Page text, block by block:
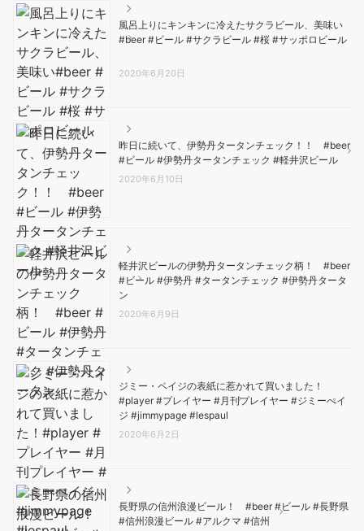
風呂上りにキンキンに冷えたサクラビール、美味い️
#beer #ビール #サクラビール #桜 #サッポロビール
2020年6月20日
昨日に続いて、伊勢丹タータンチェック！！ #beer
#ビール #伊勢丹タータンチェック #軽井沢ビール
2020年6月10日
軽井沢ビールの伊勢丹タータンチェック柄！ #beer
#ビール #伊勢丹 #タータンチェック #伊勢丹タータ
ン
2020年6月9日
ジミー・ペイジの表紙に惹かれて買いました！
#player #プレイヤー #月刊プレイヤー #ジミーぺイ
ジ #jimmypage #lespaul
2020年6月2日
長野県の信州浪漫ビール！ #beer #ビール #長野県
#信州浪漫ビール #アルクマ #信州